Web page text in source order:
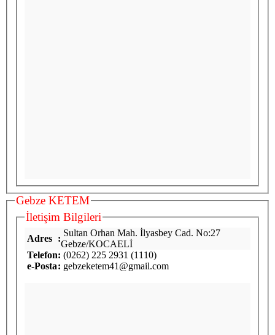
Gebze KETEM
İletişim Bilgileri
Adres :
Sultan Orhan Mah. İlyasbey Cad. No:27
Gebze/KOCAELİ
Telefon: (0262) 225 2931 (1110)
e-Posta: gebzeketem41@gmail.com